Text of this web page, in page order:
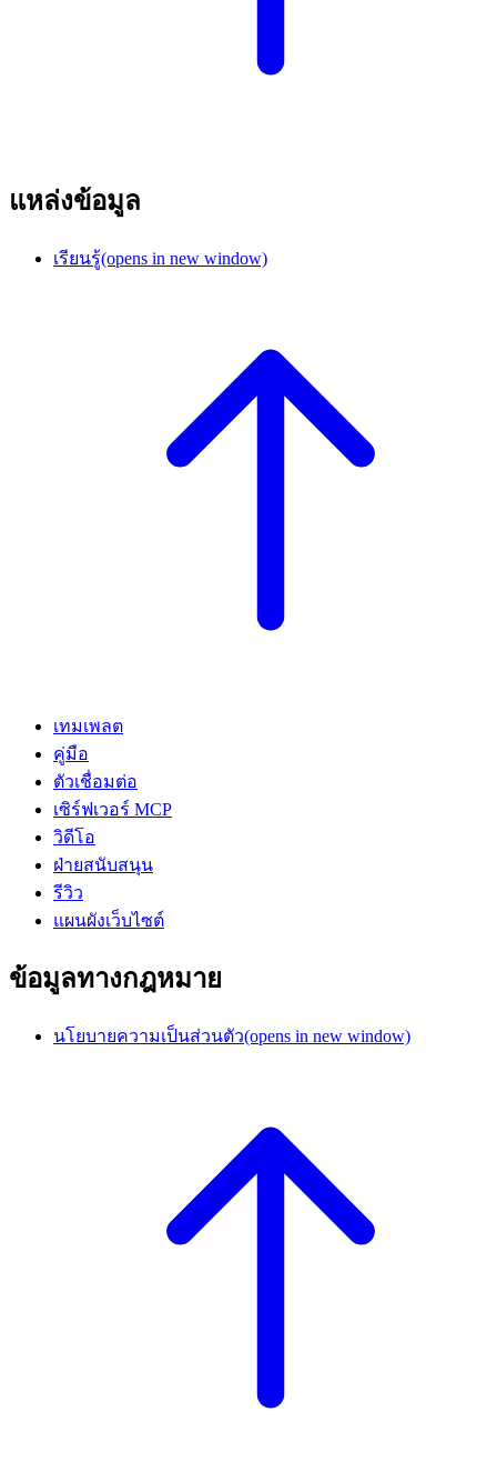
แหล่งข้อมูล
เรียนรู้(opens in new window)
เทมเพลต
คู่มือ
ตัวเชื่อมต่อ
เซิร์ฟเวอร์ MCP
วิดีโอ
ฝ่ายสนับสนุน
รีวิว
แผนผังเว็บไซต์
ข้อมูลทางกฎหมาย
นโยบายความเป็นส่วนตัว(opens in new window)